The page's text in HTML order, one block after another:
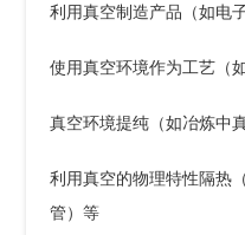
利用真空制造产品（如电子
使用真空环境作为工艺（
真空环境提纯（如冶炼中
利用真空的物理特性隔热
管）等